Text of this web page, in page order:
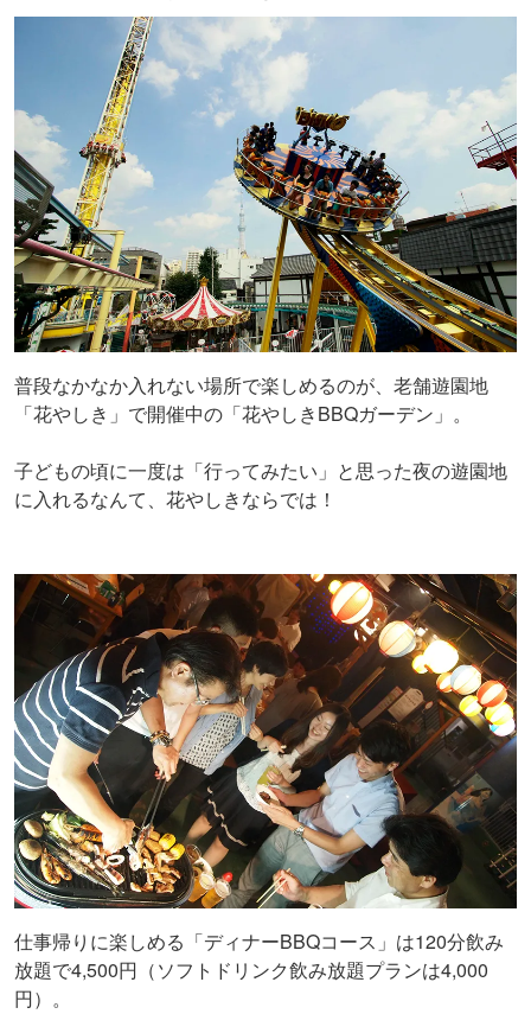
普段なかなか入れない場所で楽しめるのが、老舗遊園地
「花やしき」で開催中の「花やしきBBQガーデン」。
子どもの頃に一度は「行ってみたい」と思った夜の遊園地
に入れるなんて、花やしきならでは！
仕事帰りに楽しめる「ディナーBBQコース」は120分飲み
放題で4,500円（ソフトドリンク飲み放題プランは4,000
円）。